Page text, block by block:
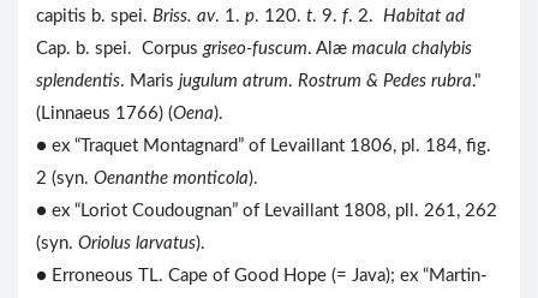
capitis b. spei. Briss. av. 1. p. 120. t. 9. f. 2. Habitat ad
Cap. b. spei. Corpus griseo-fuscum. Alæ macula chalybis
splendentis. Maris jugulum atrum. Rostrum & Pedes rubra."
(Linnaeus 1766) (Oena).
● ex “Traquet Montagnard” of Levaillant 1806, pl. 184, fig.
2 (syn. Oenanthe monticola).
● ex “Loriot Coudougnan” of Levaillant 1808, pll. 261, 262
(syn. Oriolus larvatus).
● Erroneous TL. Cape of Good Hope (= Java); ex “Martin-